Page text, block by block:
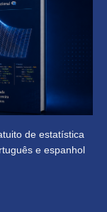
de estatística
e espanhol